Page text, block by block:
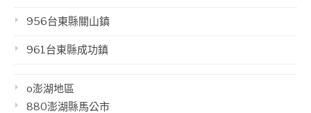
956台東縣關山鎮
961台東縣成功鎮
o澎湖地區
880澎湖縣馬公市